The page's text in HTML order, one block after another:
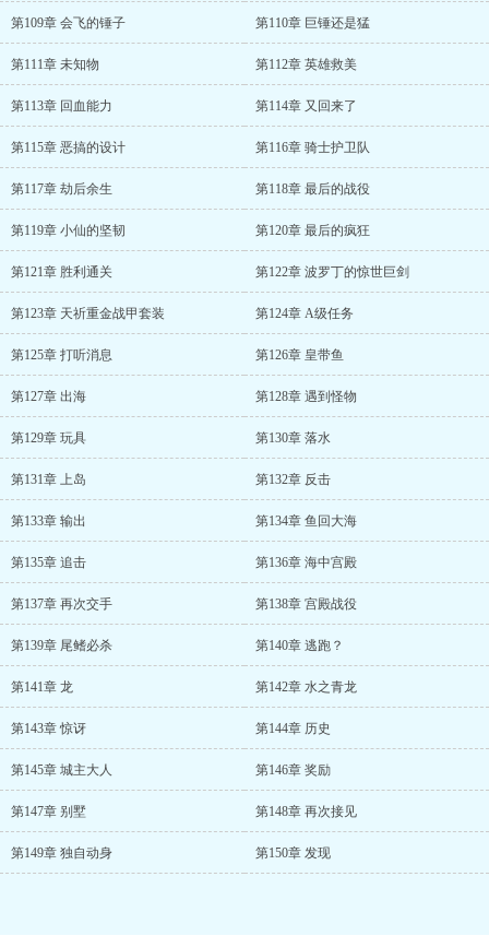
第109章 会飞的锤子 第110章 巨锤还是猛
第111章 未知物 第112章 英雄救美
第113章 回血能力 第114章 又回来了
第115章 恶搞的设计 第116章 骑士护卫队
第117章 劫后余生 第118章 最后的战役
第119章 小仙的坚韧 第120章 最后的疯狂
第121章 胜利通关 第122章 波罗丁的惊世巨剑
第123章 天祈重金战甲套装 第124章 A级任务
第125章 打听消息 第126章 皇带鱼
第127章 出海 第128章 遇到怪物
第129章 玩具 第130章 落水
第131章 上岛 第132章 反击
第133章 输出 第134章 鱼回大海
第135章 追击 第136章 海中宫殿
第137章 再次交手 第138章 宫殿战役
第139章 尾鳍必杀 第140章 逃跑？
第141章 龙 第142章 水之青龙
第143章 惊讶 第144章 历史
第145章 城主大人 第146章 奖励
第147章 别墅 第148章 再次接见
第149章 独自动身 第150章 发现